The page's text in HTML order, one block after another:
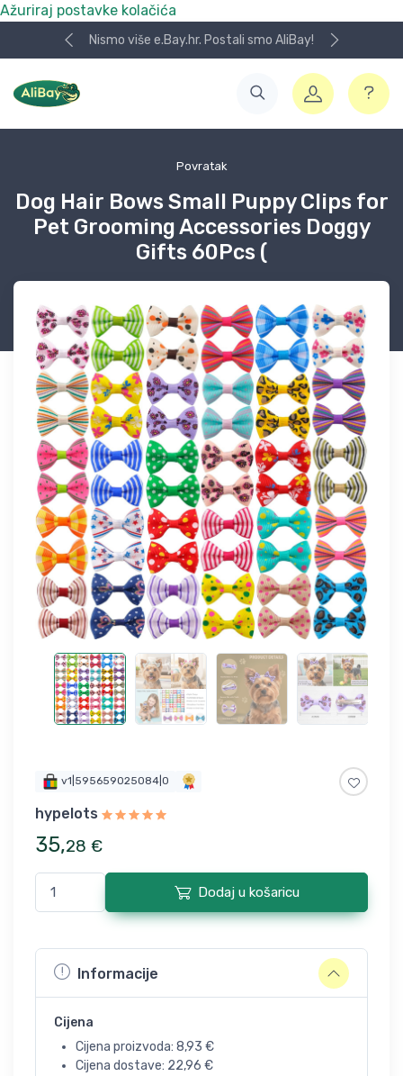
Ažuriraj postavke kolačića
Nismo više e.Bay.hr. Postali smo AliBay!
Povratak
Dog Hair Bows Small Puppy Clips for
Pet Grooming Accessories Doggy
Gifts 60Pcs (
v1|595659025084|0
hypelots
35,28 €
Dodaj u košaricu
Informacije
Cijena
Cijena proizvoda: 8,93 €
Cijena dostave: 22,96 €